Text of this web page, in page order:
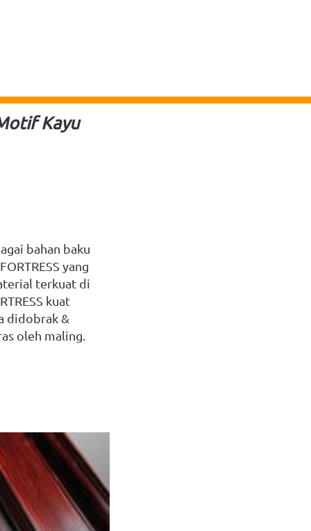
Kayu
bahan baku
yang
terkuat di
kuat
didobrak &
oleh maling.